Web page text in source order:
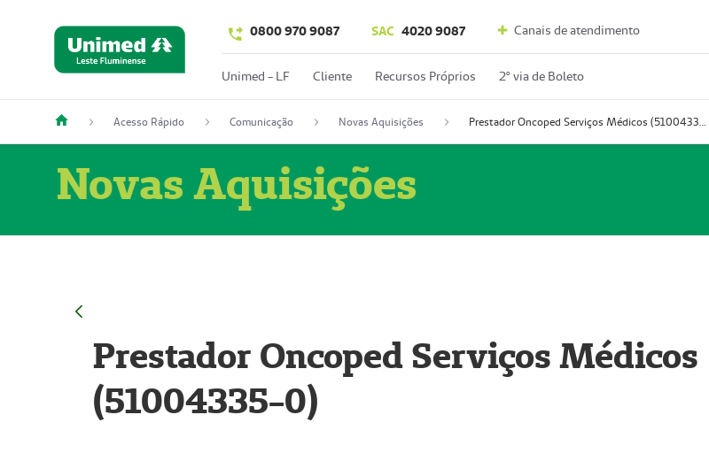
0800 970 9087 SAC 4020 9087 Canais de atendimento
Unimed - LF Cliente Recursos Próprios 2º via de Boleto
Acesso Rápido Comunicação Novas Aquisições Prestador Oncoped Serviços Médicos (51004335-0)
Novas Aquisições
Prestador Oncoped Serviços Médicos
(51004335-0)